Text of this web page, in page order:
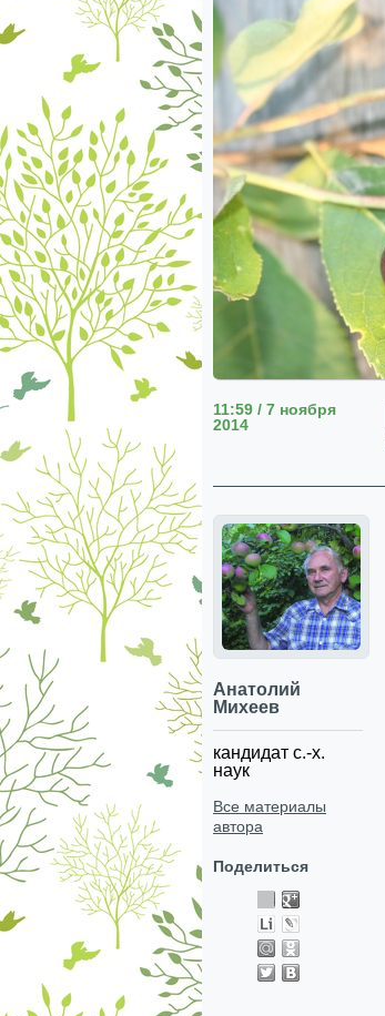
11:59 / 7 ноября
2014
Анатолий
Михеев
кандидат с.-х.
наук
Все материалы
автора
Поделиться